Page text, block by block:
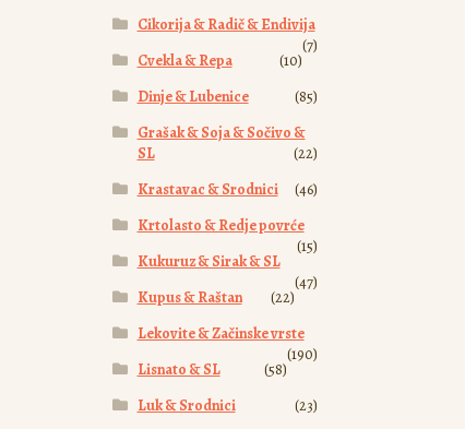
Cikorija & Radič & Endivija
(7)
Cvekla & Repa
(10)
Dinje & Lubenice
(85)
Grašak & Soja & Sočivo &
SL
(22)
Krastavac & Srodnici
(46)
Krtolasto & Redje povrće
(15)
Kukuruz & Sirak & SL
(47)
Kupus & Raštan
(22)
Lekovite & Začinske vrste
(190)
Lisnato & SL
(58)
Luk & Srodnici
(23)